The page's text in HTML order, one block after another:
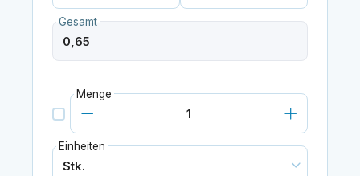
Gesamt
Menge
Einheiten